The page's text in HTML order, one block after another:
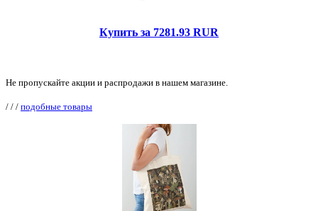
Купить за 7281.93 RUR
Не пропускайте акции и распродажи в нашем магазине.
/ / / подобные товары